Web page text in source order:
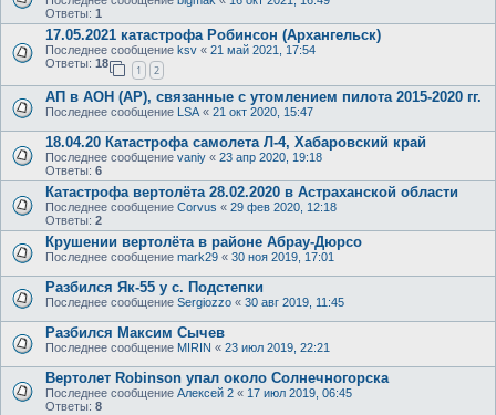
Ответы: 1
17.05.2021 катастрофа Робинсон (Архангельск)
Последнее сообщение ksv « 21 май 2021, 17:54
Ответы: 18
1 2
АП в АОН (АР), связанные с утомлением пилота 2015-2020 гг.
Последнее сообщение LSA « 21 окт 2020, 15:47
18.04.20 Катастрофа самолета Л-4, Хабаровский край
Последнее сообщение vaniy « 23 апр 2020, 19:18
Ответы: 6
Катастрофа вертолёта 28.02.2020 в Астраханской области
Последнее сообщение Corvus « 29 фев 2020, 12:18
Ответы: 2
Крушении вертолёта в районе Абрау-Дюрсо
Последнее сообщение mark29 « 30 ноя 2019, 17:01
Разбился Як-55 у с. Подстепки
Последнее сообщение Sergiozzo « 30 авг 2019, 11:45
Разбился Максим Сычев
Последнее сообщение MIRIN « 23 июл 2019, 22:21
Вертолет Robinson упал около Солнечногорска
Последнее сообщение Алексей 2 « 17 июл 2019, 06:45
Ответы: 8